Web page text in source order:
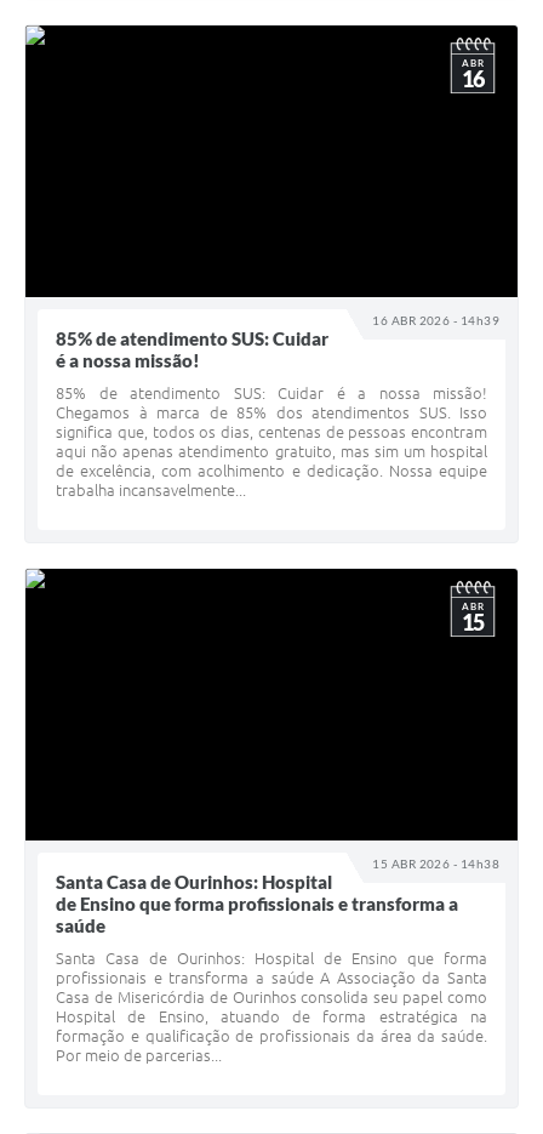
16 ABR 2026 - 14h39
ABR
16
85% de atendimento SUS: Cuidar
é a nossa missão!
85% de atendimento SUS: Cuidar é a nossa missão!
Chegamos à marca de 85% dos atendimentos SUS. Isso
significa que, todos os dias, centenas de pessoas encontram
aqui não apenas atendimento gratuito, mas sim um hospital
de excelência, com acolhimento e dedicação. Nossa equipe
trabalha incansavelmente...
15 ABR 2026 - 14h38
ABR
15
Santa Casa de Ourinhos: Hospital
de Ensino que forma profissionais e transforma a
saúde
Santa Casa de Ourinhos: Hospital de Ensino que forma
profissionais e transforma a saúde A Associação da Santa
Casa de Misericórdia de Ourinhos consolida seu papel como
Hospital de Ensino, atuando de forma estratégica na
formação e qualificação de profissionais da área da saúde.
Por meio de parcerias...